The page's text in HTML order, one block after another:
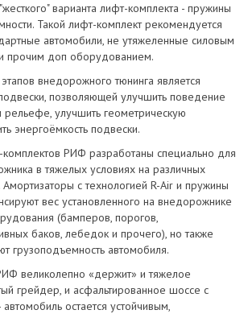
варианта лифт-комплекта - пружины
Такой лифт-комплект рекомендуется
автомобили, не утяжеленные силовым
прочим доп оборудованием.
внедорожного тюнинга является
позволяющей улучшить поведение
улучшить геометрическую
энергоёмкость подвески.
РИФ разработаны специально для
в тяжелых условиях на различных
с технологией R-Air и пружины
вес установленного на внедорожнике
(бамперов, порогов,
баков, лебедок и прочего), но также
грузоподъемность автомобиля.
великолепно «держит» и тяжелое
грейдер, и асфальтированное шоссе с
остается устойчивым,